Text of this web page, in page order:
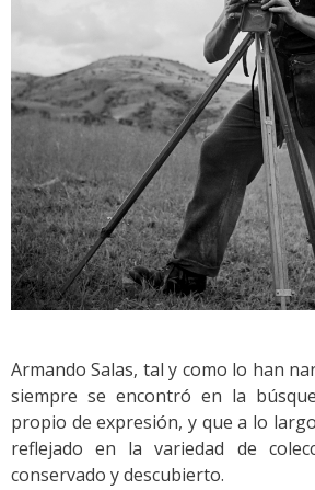
Armando Salas, tal y como lo han
siempre se encontró en la
propio de expresión, y que a lo
reflejado en la variedad de
conservado y descubierto.